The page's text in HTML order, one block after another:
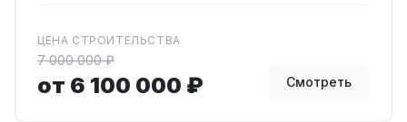
ЦЕНА СТРОИТЕЛЬСТВА
7 000 000 ₽
от 6 100 000 ₽ Смотреть